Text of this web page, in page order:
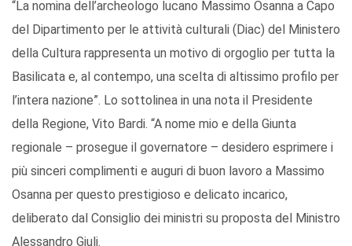
“La nomina dell’archeologo lucano Massimo Osanna a Capo
del Dipartimento per le attività culturali (Diac) del Ministero
della Cultura rappresenta un motivo di orgoglio per tutta la
Basilicata e, al contempo, una scelta di altissimo profilo per
l’intera nazione”. Lo sottolinea in una nota il Presidente
della Regione, Vito Bardi. “A nome mio e della Giunta
regionale – prosegue il governatore – desidero esprimere i
più sinceri complimenti e auguri di buon lavoro a Massimo
Osanna per questo prestigioso e delicato incarico,
deliberato dal Consiglio dei ministri su proposta del Ministro
Alessandro Giuli.